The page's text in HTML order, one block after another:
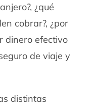
¿qué
cobrar?, ¿por
dinero efectivo
de viaje y
distintas